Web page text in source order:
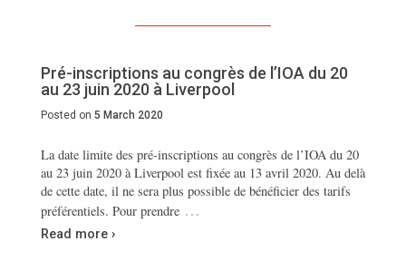
Pré-inscriptions au congrès de l’IOA du 20
au 23 juin 2020 à Liverpool
Posted on 5 March 2020
La date limite des pré-inscriptions au congrès de l’IOA du 20
au 23 juin 2020 à Liverpool est fixée au 13 avril 2020. Au delà
de cette date, il ne sera plus possible de bénéficier des tarifs
préférentiels. Pour prendre …
Read more ›